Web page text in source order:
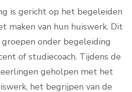
is gericht op het begeleiden
maken van hun huiswerk. Dit
onder begeleiding
of studiecoach. Tijdens de
geholpen met het
het begrijpen van de